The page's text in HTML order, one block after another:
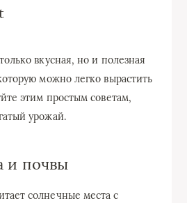
вкусная, но и полезная
можно легко вырастить
этим простым советам,
урожай.
и почвы
солнечные места с